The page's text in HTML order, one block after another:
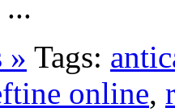
» Tags:
online,